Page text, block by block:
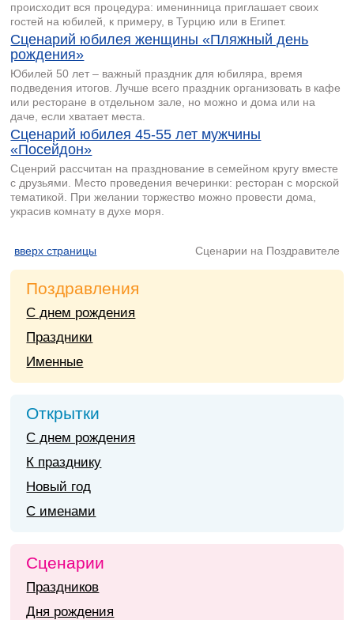
происходит вся процедура: именинница приглашает своих
гостей на юбилей, к примеру, в Турцию или в Египет.
Сценарий юбилея женщины «Пляжный день
рождения»
Юбилей 50 лет – важный праздник для юбиляра, время
подведения итогов. Лучше всего праздник организовать в кафе
или ресторане в отдельном зале, но можно и дома или на
даче, если хватает места.
Сценарий юбилея 45-55 лет мужчины
«Посейдон»
Сценрий рассчитан на празднование в семейном кругу вместе
с друзьями. Место проведения вечеринки: ресторан с морской
тематикой. При желании торжество можно провести дома,
украсив комнату в духе моря.
вверх страницы Сценарии на Поздравителе
Поздравления
С днем рождения
Праздники
Именные
Открытки
С днем рождения
К празднику
Новый год
С именами
Сценарии
Праздников
Дня рождения